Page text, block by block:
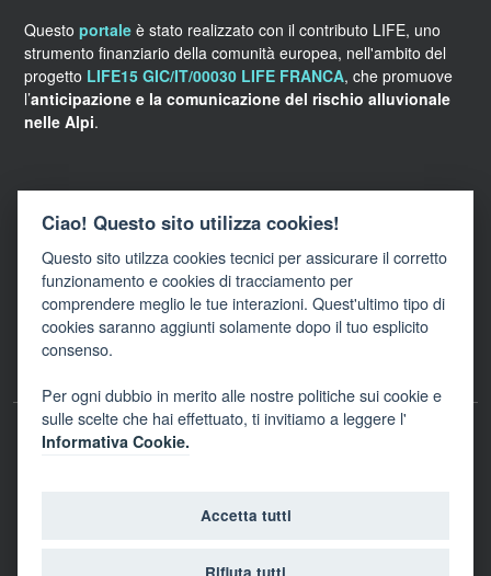
Questo portaleè stato realizzato con il contributo LIFE, uno
strumento finanziario della comunità europea, nell'ambito del
progetto LIFE15 GIC/IT/00030 LIFE FRANCA, che promuove
l’anticipazione e la comunicazione del rischio alluvionale
nelle Alpi.
Links
WebGIS della Provincia autonoma di Trento
Banche dati
Strumenti
Link
Ciao! Questo sito utilizza cookies!
Questo sito utilzza cookies tecnici per assicurare il corretto
funzionamento e cookies di tracciamento per
comprendere meglio le tue interazioni. Quest'ultimo tipo di
cookies saranno aggiunti solamente dopo il tuo esplicito
consenso.
Per ogni dubbio in merito alle nostre politiche sui cookie e
sulle scelte che hai effettuato, ti invitiamo a leggere l'
Informativa Cookie.
Accetta tutti